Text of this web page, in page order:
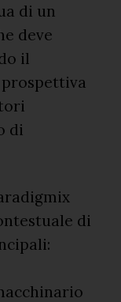
di un
deve
il
di
di